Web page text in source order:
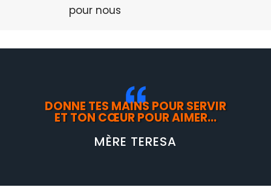
pour nous
DONNE TES MAINS POUR SERVIR
ET TON CŒUR POUR AIMER...
MÈRE TERESA